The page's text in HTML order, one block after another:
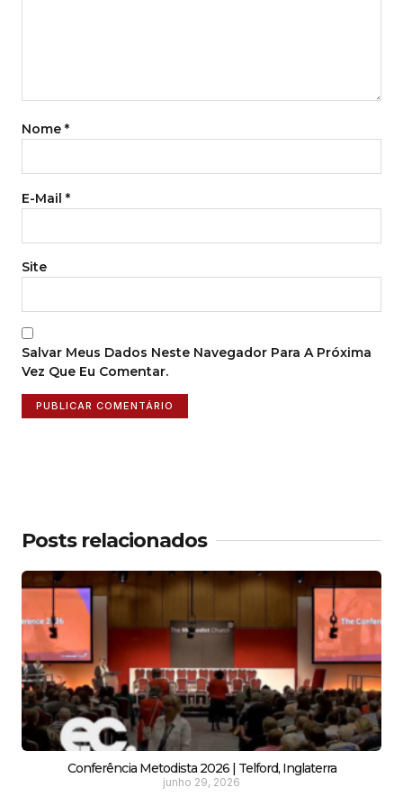
Nome *
E-Mail *
Site
Salvar Meus Dados Neste Navegador Para A Próxima
Vez Que Eu Comentar.
Posts relacionados
Conferência Metodista 2026 | Telford, Inglaterra
junho 29, 2026